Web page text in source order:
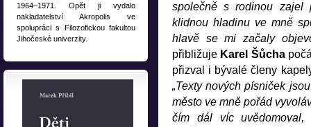
společně s rodinou
klidnou hladinu ve mně
hlavě se mi začaly
přibližuje Karel Šůcha
přizval i bývalé členy
„Texty nových písniček
město ve mně pořád
čím dál víc
1964–1971. Opět ji vydalo
nakladatelství Akropolis ve
spolupráci s Filozofickou fakultou
Jihočeské univerzity.